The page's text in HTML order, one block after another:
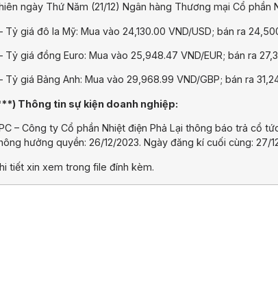
ngày Thứ Năm (21/12) Ngân hàng Thương mại Cổ
Tỷ giá đô la Mỹ: Mua vào 24,130.00 VND/USD; bán ra
Tỷ giá đồng Euro: Mua vào 25,948.47 VND/EUR; bán ra
Tỷ giá Bảng Anh: Mua vào 29,968.99 VND/GBP; bán ra
Thông tin sự kiện doanh nghiệp:
– Công ty Cổ phần Nhiệt điện Phả Lại thông báo trả cổ
hưởng quyền: 26/12/2023. Ngày đăng kí cuối cùng: 27/
tiết xin xem trong file đính kèm.